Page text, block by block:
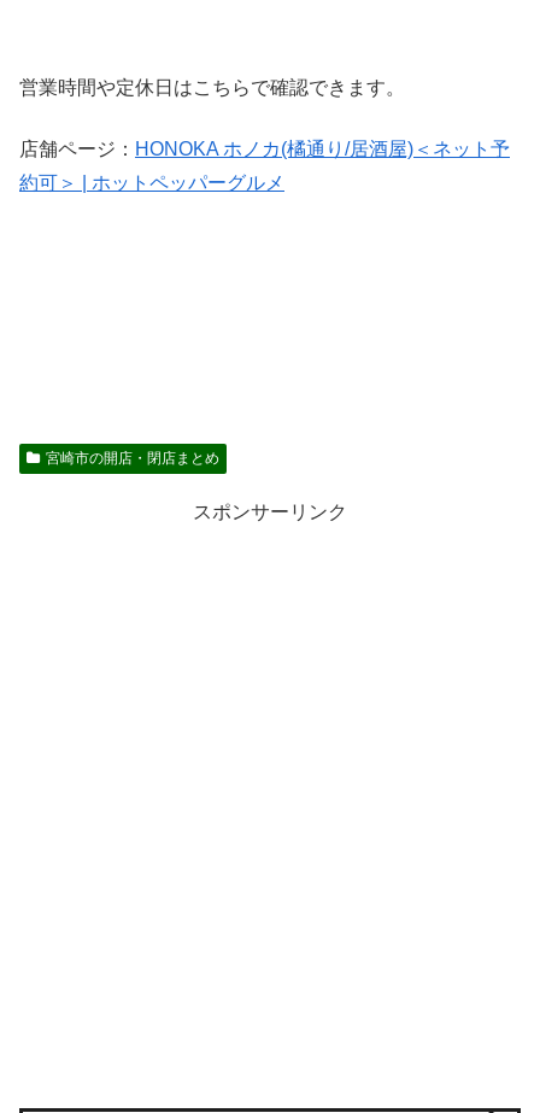
営業時間や定休日はこちらで確認できます。
店舗ページ： HONOKA ホノカ(橘通り/居酒屋)＜ネット予
約可＞ | ホットペッパーグルメ
宮崎市の開店・閉店まとめ
スポンサーリンク